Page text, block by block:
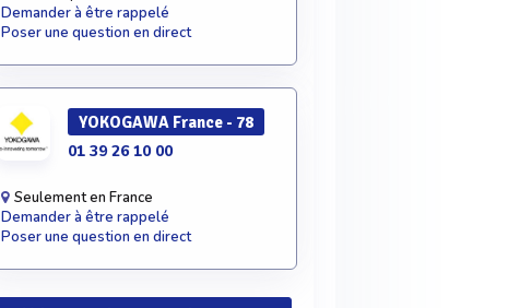
Demander à être rappelé
Poser une question en direct
YOKOGAWA France - 78
01 39 26 10 00
Seulement en France
Demander à être rappelé
Poser une question en direct